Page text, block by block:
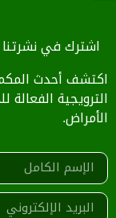
المدونة
اشترك في نشرتنا
اكتشف أحدث
الترويجية
الأمراض.